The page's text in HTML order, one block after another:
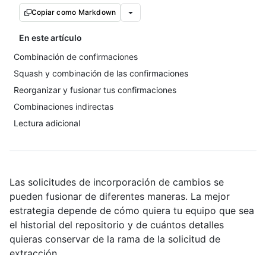
Copiar como Markdown
En este artículo
Combinación de confirmaciones
Squash y combinación de las confirmaciones
Reorganizar y fusionar tus confirmaciones
Combinaciones indirectas
Lectura adicional
Las solicitudes de incorporación de cambios se
pueden fusionar de diferentes maneras. La mejor
estrategia depende de cómo quiera tu equipo que sea
el historial del repositorio y de cuántos detalles
quieras conservar de la rama de la solicitud de